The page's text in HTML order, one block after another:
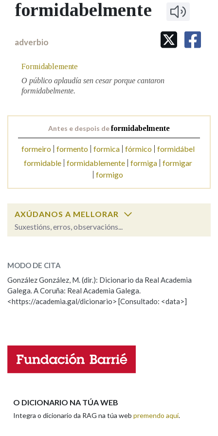
IDENTIDADE CORPORATIVA
MARCIAL DEL ADALID
CASA-MUSEO EMILIA PARDO
FIGURAS HOMENAXEADAS
Facebook
TwitterYoutubeInstagram
Bluesky
BUSCAR NOS LEMAS
Remata por
BUSCAR NO CONTIDO
OUTRAS OPCIÓNS DE BUSCA
Pertence a
formidabelmente
adverbio
Formidablemente
O público aplaudía sen cesar porque cantaron
formidabelmente.
Antes e despois deformidabelmente
formeiro formento formica fórmico
formidábel
formidable
formidablemente formiga
formigar
formigo
AXÚDANOS A MELLORAR
Suxestións, erros, observacións...
ESCOLLE UNHA OPCIÓN:
Observación Hai un erro na palabra
Propoño mellorar a definición
Nome
MODO DE CITA
González González, M. (dir.): Dicionario da Real Academia
Galega. A Coruña: Real Academia Galega.
<https://academia.gal/dicionario> [Consultado: <data>]
O DICIONARIO NA TÚA WEB
Integra o dicionario da RAG na túa web premendo aquí.